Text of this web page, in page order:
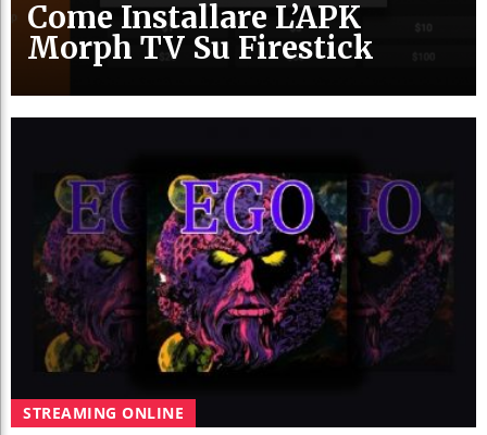
Come Installare L’APK
Morph TV Su Firestick
STREAMING ONLINE